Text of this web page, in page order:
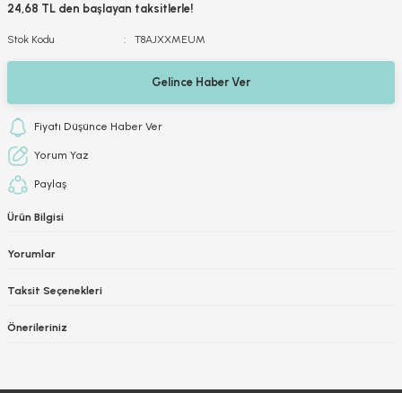
24,68 TL den başlayan taksitlerle!
Stok Kodu T8AJXXMEUM
Gelince Haber Ver
Fiyatı Düşünce Haber Ver
Yorum Yaz
Paylaş
Ürün Bilgisi
Yorumlar
Taksit Seçenekleri
Önerileriniz